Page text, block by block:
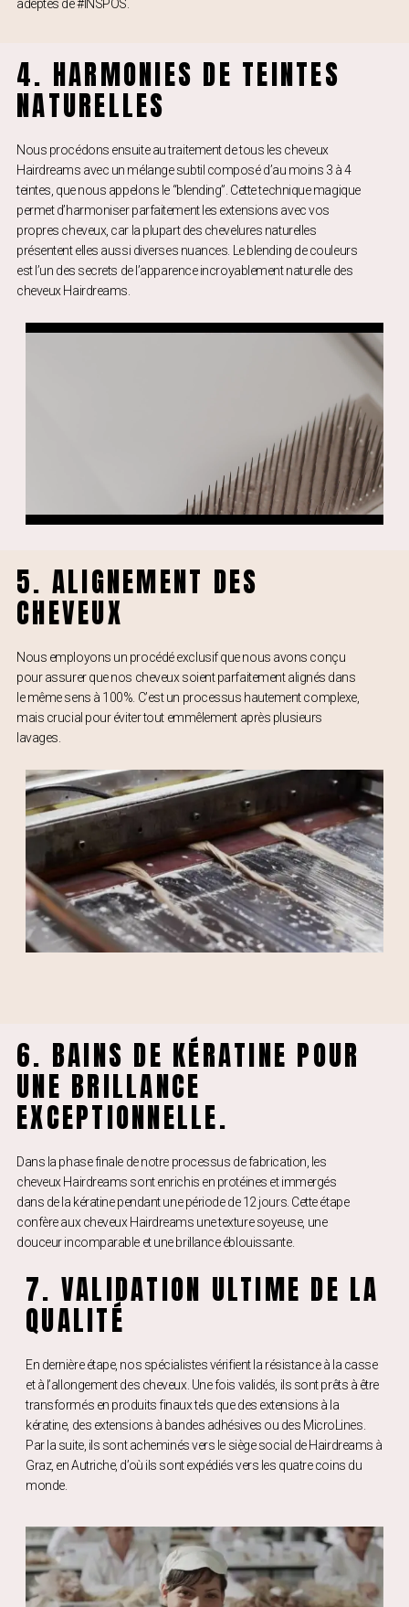
adeptes de #INSPOS.
4. HARMONIES DE TEINTES
NATURELLES
Nous procédons ensuite au traitement de tous les cheveux
Hairdreams avec un mélange subtil composé d’au moins 3 à 4
teintes, que nous appelons le “blending”. Cette technique magique
permet d’harmoniser parfaitement les extensions avec vos
propres cheveux, car la plupart des chevelures naturelles
présentent elles aussi diverses nuances. Le blending de couleurs
est l’un des secrets de l’apparence incroyablement naturelle des
cheveux Hairdreams.
5. ALIGNEMENT DES
CHEVEUX
Nous employons un procédé exclusif que nous avons conçu
pour assurer que nos cheveux soient parfaitement alignés dans
le même sens à 100%. C’est un processus hautement complexe,
mais crucial pour éviter tout emmêlement après plusieurs
lavages.
6. BAINS DE KÉRATINE POUR
UNE BRILLANCE
EXCEPTIONNELLE.
Dans la phase finale de notre processus de fabrication, les
cheveux Hairdreams sont enrichis en protéines et immergés
dans de la kératine pendant une période de 12 jours. Cette étape
confère aux cheveux Hairdreams une texture soyeuse, une
douceur incomparable et une brillance éblouissante.
7. VALIDATION ULTIME DE LA
QUALITÉ
En dernière étape, nos spécialistes vérifient la résistance à la casse
et à l’allongement des cheveux. Une fois validés, ils sont prêts à être
transformés en produits finaux tels que des extensions à la
kératine, des extensions à bandes adhésives ou des MicroLines.
Par la suite, ils sont acheminés vers le siège social de Hairdreams à
Graz, en Autriche, d’où ils sont expédiés vers les quatre coins du
monde.